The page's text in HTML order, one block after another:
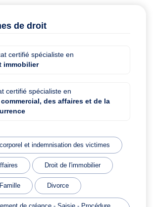
de droit
certifié spécialiste en
immobilier
certifié spécialiste en
commercial, des affaires et de la
et indemnisation des victimes
Droit de l'immobilier
Divorce